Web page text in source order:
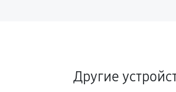
Другие